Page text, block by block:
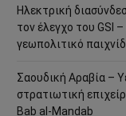
Ηλεκτρική
τον έλεγχο του GSI
γεωπολιτικό
Σαουδική Αραβία –
στρατιωτική
Bab al-Mandab